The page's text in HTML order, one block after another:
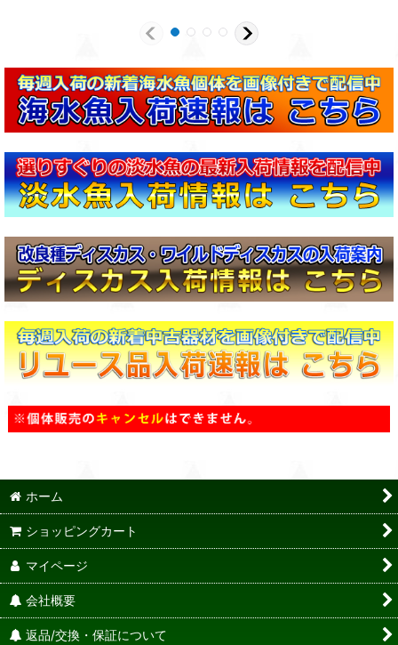
ホーム
ショッピングカート
マイページ
会社概要
返品/交換・保証について